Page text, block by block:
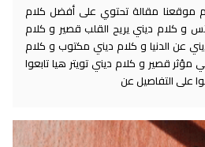
موقعنا مقالة تحتوي على أفضل كلام
و كلام ديني يريح القلب قصير و كلام
عن الدنيا و كلام ديني مكتوب و كلام
قصير و كلام ديني تويتر هيا تابعوا
على التفاصيل عن